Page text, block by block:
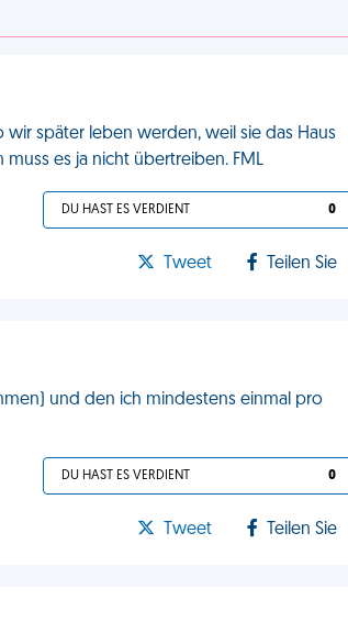
später leben werden, weil sie das Haus
es ja nicht übertreiben. FML
DU HAST ES VERDIENT 0
Tweet Teilen Sie
und den ich mindestens einmal pro
DU HAST ES VERDIENT 0
Tweet Teilen Sie